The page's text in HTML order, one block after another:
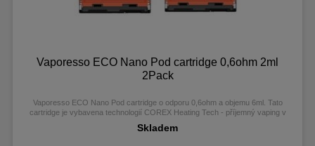
Vaporesso ECO Nano Pod cartridge 0,6ohm 2ml
2Pack
Vaporesso ECO Nano Pod cartridge o odporu 0,6ohm a objemu 6ml. Tato
cartridge je vybavena technologií COREX Heating Tech - příjemný vaping v
Nano a ECO Nano 2. Obsah balení 2ks
Skladem